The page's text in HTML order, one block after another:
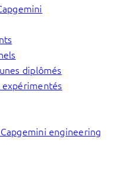
diplômés
expérimentés
engineering